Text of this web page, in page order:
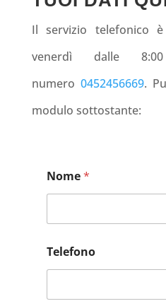
Il servizio telefonico
venerdì dalle
numero 0452456669.
modulo sottostante:
Nome*
Telefono